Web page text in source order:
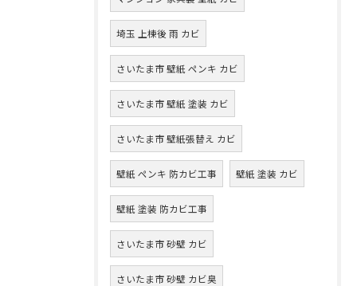
埼玉 上棟後 雨 カビ
さいたま市 壁紙 ペンキ カビ
さいたま市 壁紙 塗装 カビ
さいたま市 壁紙張替え カビ
壁紙 ペンキ 防カビ工事 壁紙 塗装 カビ
壁紙 塗装 防カビ工事
さいたま市 砂壁 カビ
さいたま市 砂壁 カビ臭